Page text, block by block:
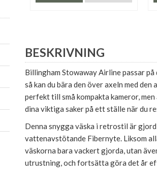
BESKRIVNING
Billingham Stowaway Airline passar
så kan du bära den över axeln med den
perfekt till små kompakta kameror,
dina viktiga saker på ett ställe när du
Denna snygga väska i retrostil är gjord
vattenavstötande Fibernyte. Liksom
väskorna bara vackert gjorda, utan
utrustning, och fortsätta göra det år